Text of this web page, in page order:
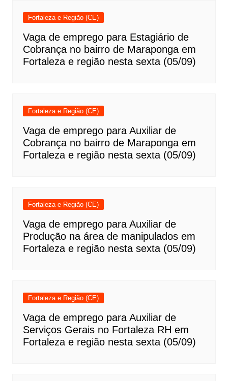
Fortaleza e Região (CE)
Vaga de emprego para Estagiário de
Cobrança no bairro de Maraponga em
Fortaleza e região nesta sexta (05/09)
Fortaleza e Região (CE)
Vaga de emprego para Auxiliar de
Cobrança no bairro de Maraponga em
Fortaleza e região nesta sexta (05/09)
Fortaleza e Região (CE)
Vaga de emprego para Auxiliar de
Produção na área de manipulados em
Fortaleza e região nesta sexta (05/09)
Fortaleza e Região (CE)
Vaga de emprego para Auxiliar de
Serviços Gerais no Fortaleza RH em
Fortaleza e região nesta sexta (05/09)